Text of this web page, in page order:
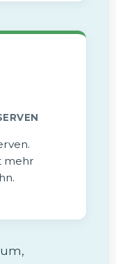
mehr